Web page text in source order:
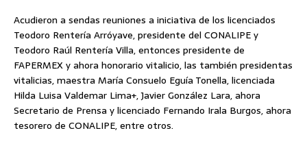
Acudieron a sendas reuniones a iniciativa de los licenciados
Teodoro Rentería Arróyave, presidente del CONALIPE y
Teodoro Raúl Rentería Villa, entonces presidente de
FAPERMEX y ahora honorario vitalicio, las también presidentas
vitalicias, maestra María Consuelo Eguía Tonella, licenciada
Hilda Luisa Valdemar Lima+, Javier González Lara, ahora
Secretario de Prensa y licenciado Fernando Irala Burgos, ahora
tesorero de CONALIPE, entre otros.